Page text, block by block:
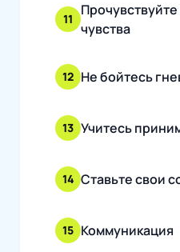
11
чувства
12 Не бойтесь
13 Учитесь
14 Ставьте свои
15 Коммуникация